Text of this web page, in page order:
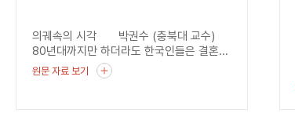
의궤속의 시각 박권수 (충북대 교수)
80년대까지만 하더라도 한국인들은 결혼...
원문 자료 보기